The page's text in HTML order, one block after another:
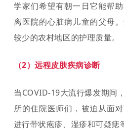
学家们希望有朝一日它能帮
离医院的心脏病儿童的父母
较少的农村地区的护理质量。
（2）远程皮肤疾病诊断
当COVID-19大流行爆发期间
所的住院医师们，被迫从面
进行带状疱疹、湿疹和可疑痣